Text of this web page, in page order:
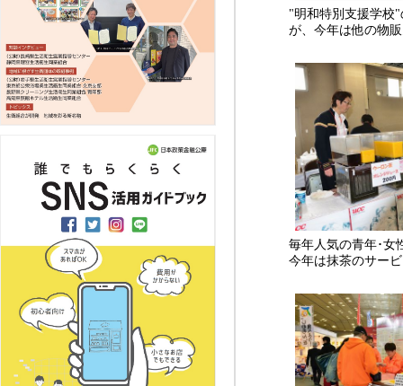
"明和特別支援学校
が、今年は他の物
毎年人気の青年･女
今年は抹茶のサー